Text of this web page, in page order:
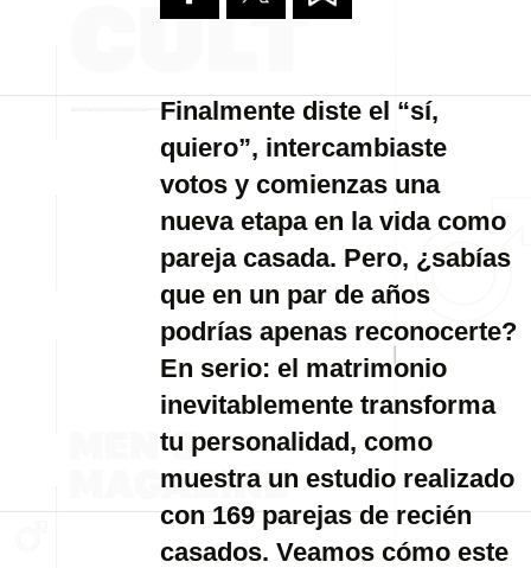
Finalmente diste el “sí,
quiero”, intercambiaste
votos y comienzas una
nueva etapa en la vida como
pareja casada. Pero, ¿sabías
que en un par de años
podrías apenas reconocerte?
En serio: el matrimonio
inevitablemente transforma
tu personalidad, como
muestra un estudio realizado
con 169 parejas de recién
casados. Veamos cómo este